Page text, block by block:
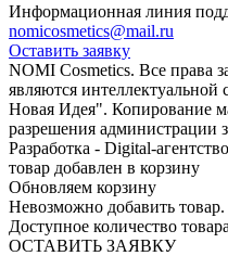
Информационная линия
nomicosmetics@mail.ru
Оставить заявку
NOMI Сosmetics. Все права
являются
Новая Идея". Копирование
разрешения администрации
Разработка - Digital-агентство
товар добавлен в корзину
Обновляем корзину
Невозможно добавить товар.
Доступное количество
ОСТАВИТЬ ЗАЯВКУ